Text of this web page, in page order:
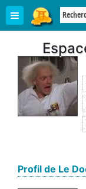
Profil de Le